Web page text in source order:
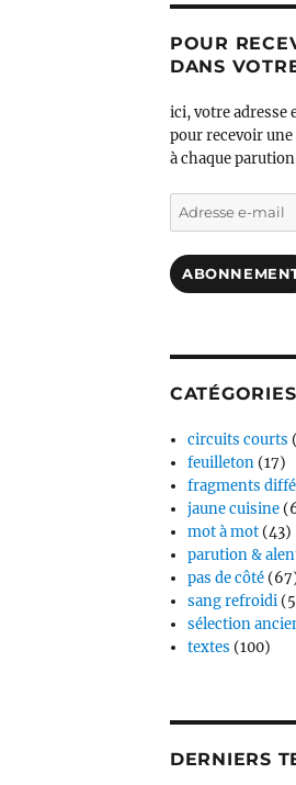
POUR
DANS
ici, votre adresse
pour recevoir
à chaque parution
Adresse
e-
CATÉGORIES
circuits courts
feuilleton (17)
fragments
jaune cuisine
mot à mot (43)
parution &
pas de côté
sang refroidi
sélection
textes (100)
DERNIERS